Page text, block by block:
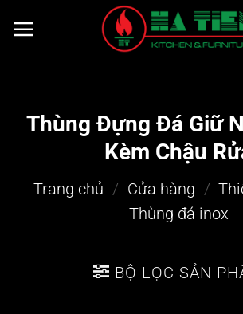
qua
Thùng Đựng Đá Giữ
Kèm Chậu
Trang chủ / Cửa hàng /
Thùng đá inox
BỘ LỌC SẢN